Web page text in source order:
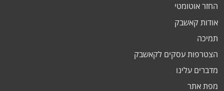
החזר אוטומטי
אודות קאשבק
תמיכה
הצטרפות עסקים לקאשבק
מדברים עלינו
מפת אתר